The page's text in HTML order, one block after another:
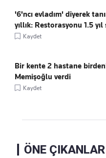
'6'ncı evladım' diyerek
yıllık: Restorasyonu 1.5 yıl
Kaydet
Bir kente 2 hastane
Memişoğlu verdi
Kaydet
ÖNE ÇIKANLAR